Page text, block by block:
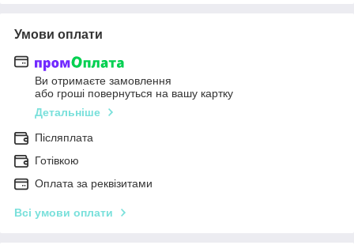
Умови оплати
Ви отримаєте замовлення
або гроші повернуться на вашу картку
Детальніше
Післяплата
Готівкою
Оплата за реквізитами
Всі умови оплати